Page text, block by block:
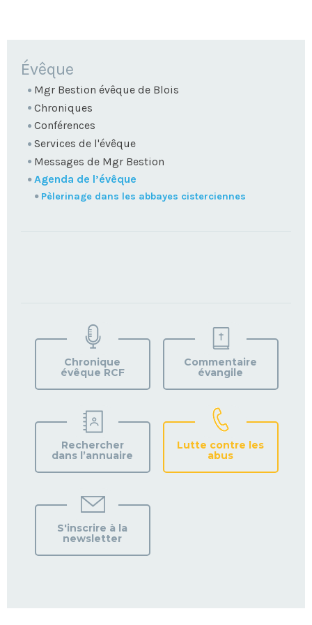
NAVIGATION
Évêque
Mgr Bestion évêque de Blois
Chroniques
Conférences
Services de l'évêque
Messages de Mgr Bestion
Agenda de l’évêque
Pèlerinage dans les abbayes cisterciennes
VOTRE
PAROISSE
Chronique
évêque RCF
Commentaire
évangile
Rechercher
dans l’annuaire
Lutte contre les
abus
S'inscrire à la
newsletter